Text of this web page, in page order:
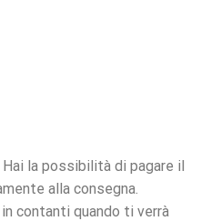
Hai la possibilità di pagare il
alla consegna.
contanti quando ti verrà